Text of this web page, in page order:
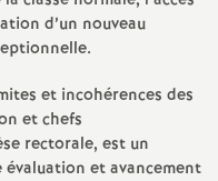
n
e
m
d’un nouveau
et incohérences des
et chefs
rectorale, est un
et avancement